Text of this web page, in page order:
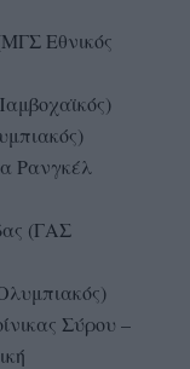
Εθνικός
Ρανγκέλ
(ΓΑΣ
Σύρου –